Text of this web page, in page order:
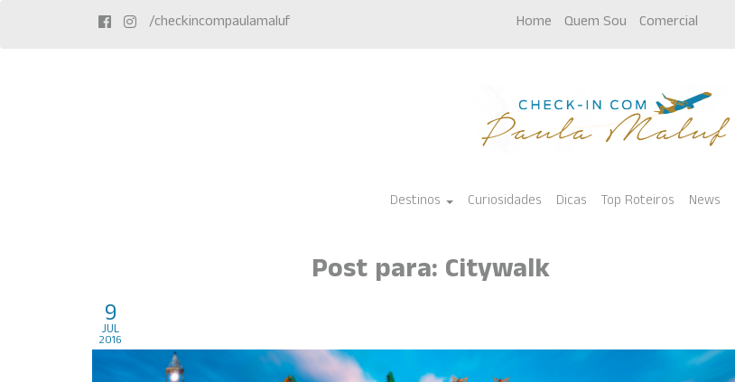
/checkincompaulamaluf Home Quem Sou Comercial
Destinos Curiosidades Dicas Top Roteiros News
Post para: Citywalk
9
jul
2016